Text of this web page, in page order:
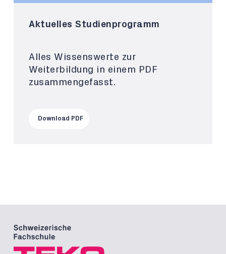
Aktuelles Studienprogramm
Alles Wissenswerte zur
Weiterbildung in einem PDF
zusammengefasst.
Download PDF